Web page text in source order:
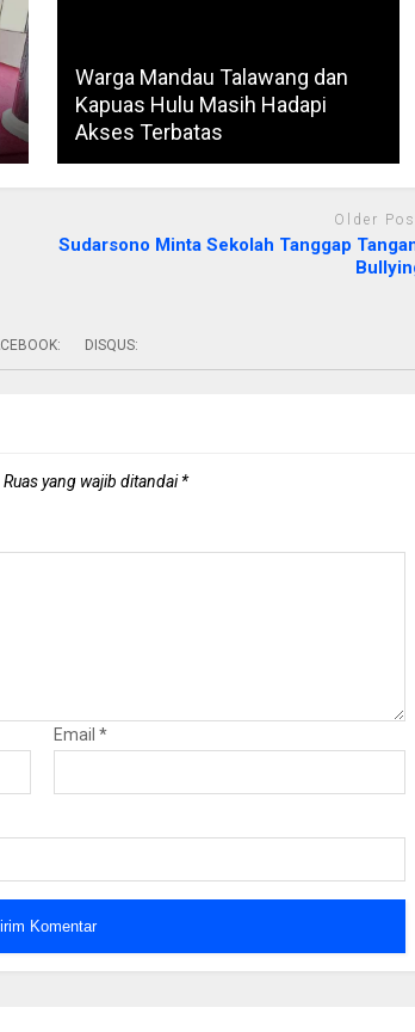
Warga Mandau Talawang dan
Kapuas Hulu Masih Hadapi
Akses Terbatas
Older
Sudarsono Minta Sekolah Tanggap
DISQUS:
Ruas yang wajib ditandai*
Email *